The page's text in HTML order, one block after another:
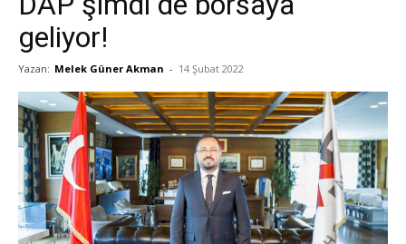
geliyor!
Yazan: Melek Güner Akman - 14 Şubat 2022